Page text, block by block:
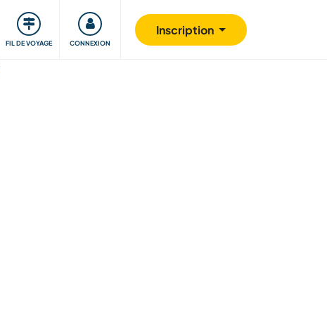
FIL DE VOYAGE CONNEXION
Inscription
Communauté S'impliquer Sécurité